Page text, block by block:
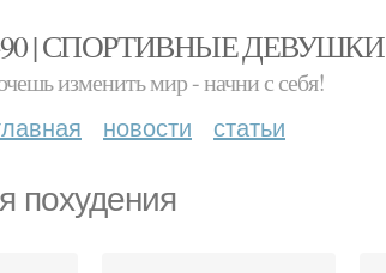
90 | СПОРТИВНЫЕ ДЕВУШКИ
изменить мир - начни с себя!
новости статьи
похудения